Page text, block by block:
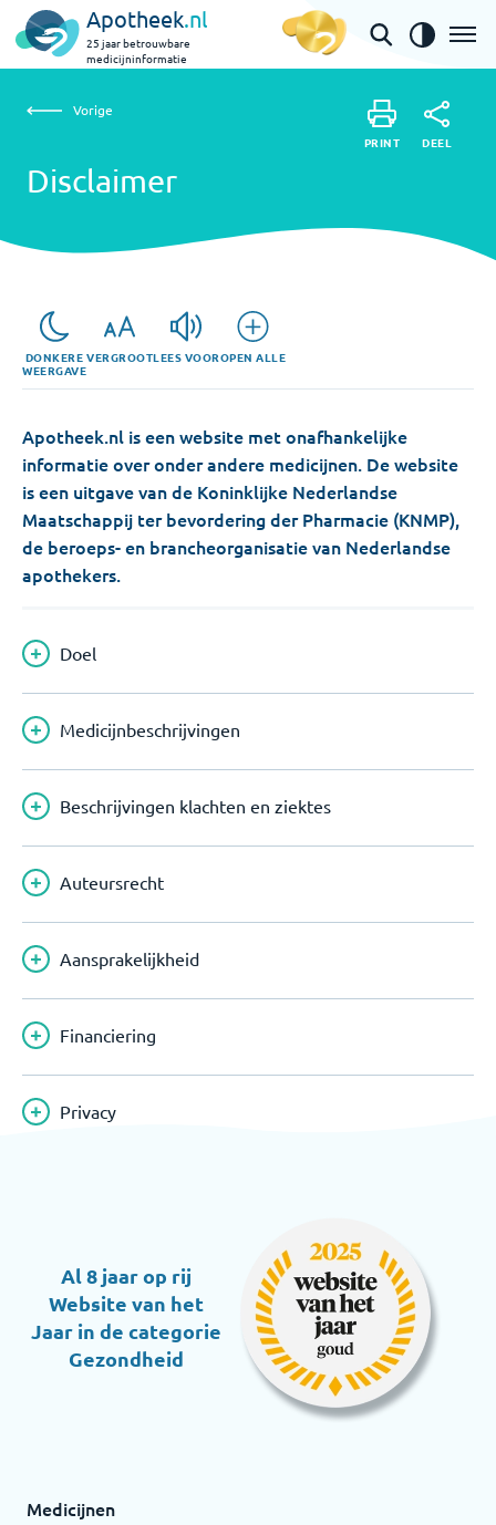
Apotheek.nl
25 jaar betrouwbare
medicijninformatie
Disclaimer
Vorige
Disclaimer
PRINT DEEL
DONKERE
WEERGAVE
VERGROOTLEES VOOROPEN ALLE
Apotheek.nl is een website met onafhankelijke
informatie over onder andere medicijnen. De website
is een uitgave van de Koninklijke Nederlandse
Maatschappij ter bevordering der Pharmacie (KNMP),
de beroeps- en brancheorganisatie van Nederlandse
apothekers.
Doel
Medicijnbeschrijvingen
Beschrijvingen klachten en ziektes
Auteursrecht
Aansprakelijkheid
Financiering
Privacy
Al 8 jaar op rij
Website van het
Jaar in de categorie
Gezondheid
Medicijnen